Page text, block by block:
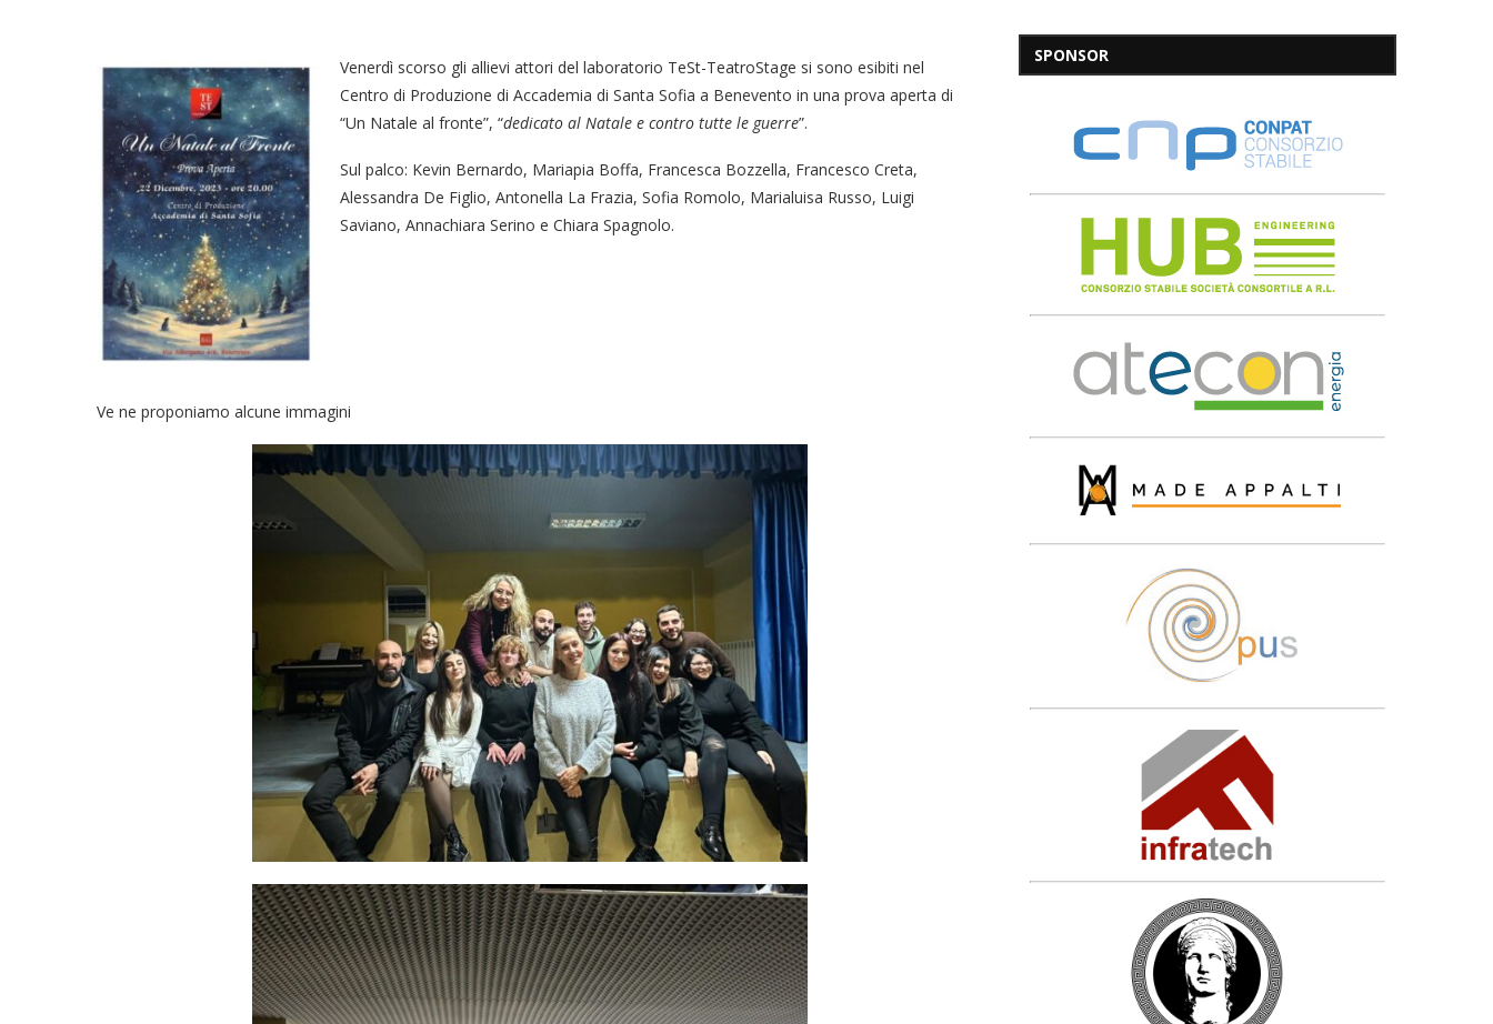
Venerdì scorso gli allievi attori del laboratorio TeSt-TeatroStage si sono esibiti nel
Centro di Produzione di Accademia di Santa Sofia a Benevento in una prova aperta di
“Un Natale al fronte”, “dedicato al Natale e contro tutte le guerre”.
Sul palco: Kevin Bernardo, Mariapia Boffa, Francesca Bozzella, Francesco Creta,
Alessandra De Figlio, Antonella La Frazia, Sofia Romolo, Marialuisa Russo, Luigi
Saviano, Annachiara Serino e Chiara Spagnolo.
Ve ne proponiamo alcune immagini
SPONSOR